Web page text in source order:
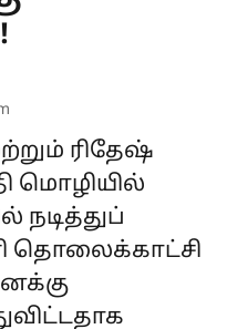
ரிதேஷ்
மொழியில்
நடித்துப்
தொலைக்காட்சி